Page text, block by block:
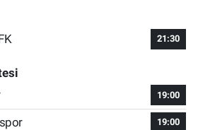
21:30
19:00
19:00